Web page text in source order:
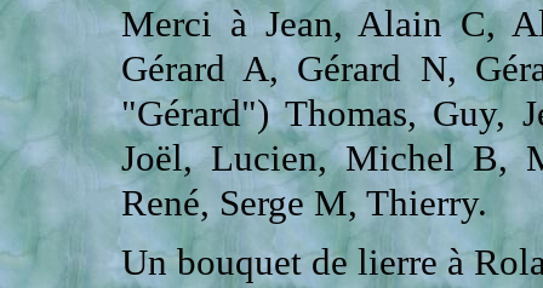
Merci à Jean, Alain C,
Gérard A, Gérard N,
"Gérard") Thomas, Guy,
Joël, Lucien, Michel B,
René, Serge M, Thierry.
Un bouquet de lierre à